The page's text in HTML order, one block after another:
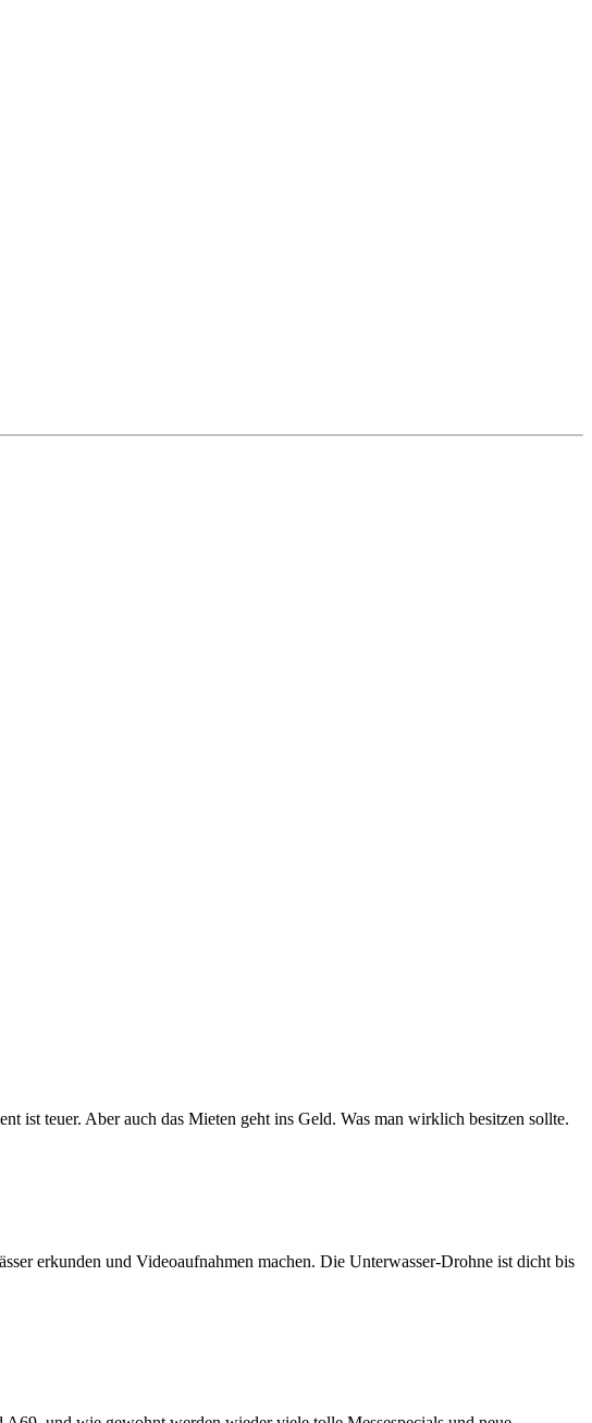
ist teuer. Aber auch das Mieten geht ins Geld. Was man wirklich besitzen sollte.
erkunden und Videoaufnahmen machen. Die Unterwasser-Drohne ist dicht bis